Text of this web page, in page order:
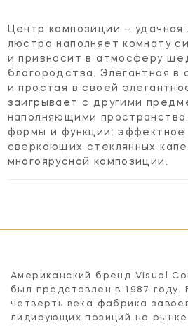
Центр композиции – удачная
люстра наполняет комнату
и привносит в атмосферу
благородства. Элегантная в
и простая в своей
заигрывает с другими
наполняющими
формы и функции: эффектное
сверкающих стеклянных
многоярусной композиции.
Американский бренд Visual
был представлен в 1987 году.
четверть века фабрика
лидирующих позиций на